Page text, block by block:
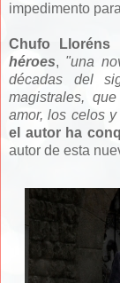
impedimento
Chufo
héroes, "una
décadas del
magistrales,
amor, los celos
el autor ha
autor de esta